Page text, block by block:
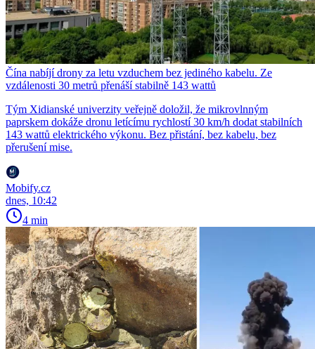
Čína nabíjí drony za letu vzduchem bez jediného kabelu. Ze
vzdálenosti 30 metrů přenáší stabilně 143 wattů
Tým Xidianské univerzity veřejně doložil, že mikrovlnným
paprskem dokáže dronu letícímu rychlostí 30 km/h dodat stabilních
143 wattů elektrického výkonu. Bez přistání, bez kabelu, bez
přerušení mise.
Mobify.cz
dnes, 10:42
4 min